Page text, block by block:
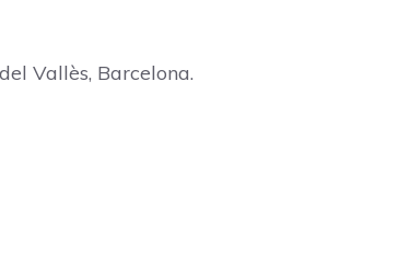
Vallès, Barcelona.